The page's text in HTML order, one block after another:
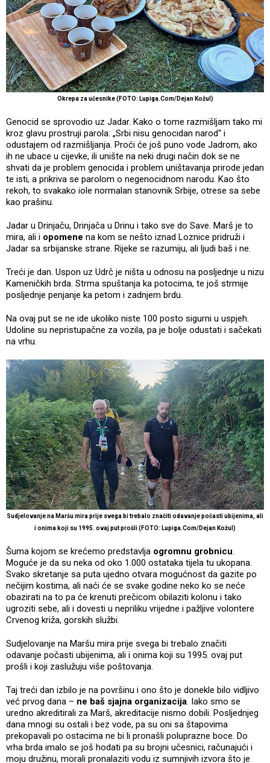
Okrepa za učesnike (FOTO: Lupiga.Com/Dejan Kožul)
Genocid se sprovodio uz Jadar. Kako o tome razmišljam tako mi
kroz glavu prostruji parola: „Srbi nisu genocidan narod“ i
odustajem od razmišljanja. Proći će još puno vode Jadrom, ako
ih ne ubace u cijevke, ili unište na neki drugi način dok se ne
shvati da je problem genocida i problem uništavanja prirode jedan
te isti, a prikriva se parolom o negenocidnom narodu. Kao što
rekoh, to svakako iole normalan stanovnik Srbije, otrese sa sebe
kao prašinu.
Jadar u Drinjaču, Drinjača u Drinu i tako sve do Save. Marš je to
mira, ali i opomene na kom se nešto iznad Loznice pridruži i
Jadar sa srbijanske strane. Rijeke se razumiju, ali ljudi baš i ne.
Treći je dan. Uspon uz Udrč je ništa u odnosu na posljednje u nizu
Kameničkih brda. Strma spuštanja ka potocima, te još strmije
posljednje penjanje ka petom i zadnjem brdu.
Na ovaj put se ne ide ukoliko niste 100 posto sigurni u uspjeh.
Udoline su nepristupačne za vozila, pa je bolje odustati i sačekati
na vrhu.
Sudjelovanje na Maršu mira prije svega bi trebalo značiti odavanje počasti ubijenima, ali
i onima koji su 1995. ovaj put prošli (FOTO: Lupiga.Com/Dejan Kožul)
Šuma kojom se krećemo predstavlja ogromnu grobnicu.
Moguće je da su neka od oko 1.000 ostataka tijela tu ukopana.
Svako skretanje sa puta ujedno otvara mogućnost da gazite po
nečijim kostima, ali naći će se svake godine neko ko se neće
obazirati na to pa će krenuti prečicom obilaziti kolonu i tako
ugroziti sebe, ali i dovesti u nepriliku vrijedne i pažljive volontere
Crvenog križa, gorskih službi.
Sudjelovanje na Maršu mira prije svega bi trebalo značiti
odavanje počasti ubijenima, ali i onima koji su 1995. ovaj put
prošli i koji zaslužuju više poštovanja.
Taj treći dan izbilo je na površinu i ono što je donekle bilo vidljivo
već prvog dana – ne baš sjajna organizacija. Iako smo se
uredno akreditirali za Marš, akreditacije nismo dobili. Posljednjeg
dana mnogi su ostali i bez vode, pa su oni sa štapovima
prekopavali po ostacima ne bi li pronašli poluprazne boce. Do
vrha brda imalo se još hodati pa su brojni učesnici, računajući i
moju družinu, morali pronalaziti vodu iz sumnjivih izvora što je